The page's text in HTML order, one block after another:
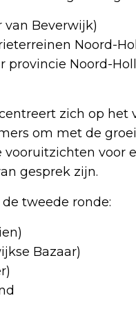
Beverwijk)
Noord-
provincie Noord-
zich op het
om met de
voor
gesprek zijn.
tweede ronde:
Bazaar)